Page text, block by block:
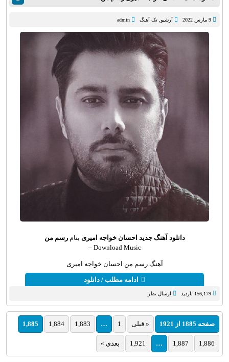
9 مارس 2022 آرشیو, تک آهنگ admin
دانلود آهنگ جدید احسان خواجه امیری بنامرسم من
Download Music –
آهنگ رسم من احسان خواجه امیری
ادامه مطلب / دانلود
156,179 بازدید ارسال نظر
صفحه 1885 از 1921 « قبلی 1
…
1,883
1,884
1,885
1,886
1,887
…
1,921 بعدی »